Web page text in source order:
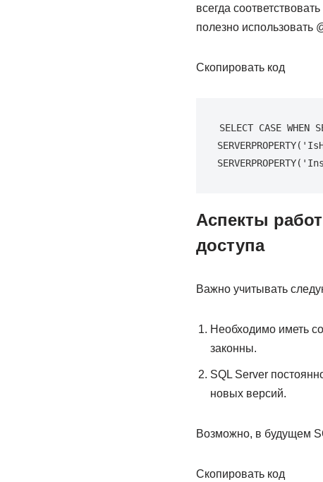
всегда
полезно использовать
Скопировать код
SELECT CASE
Аспекты
доступа
Важно учитывать
Необходимо иметь
законны.
SQL Server
новых версий.
Возможно, в будущем
Скопировать код